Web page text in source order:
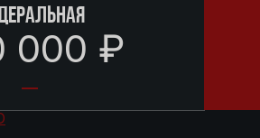
000 ₽